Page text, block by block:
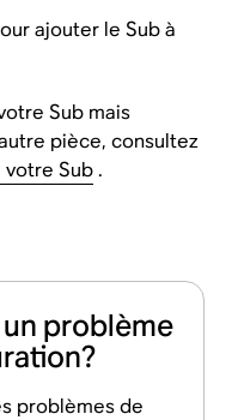
ajouter le Sub à
Sub mais
pièce, consultez
Sub.
problème
problèmes de